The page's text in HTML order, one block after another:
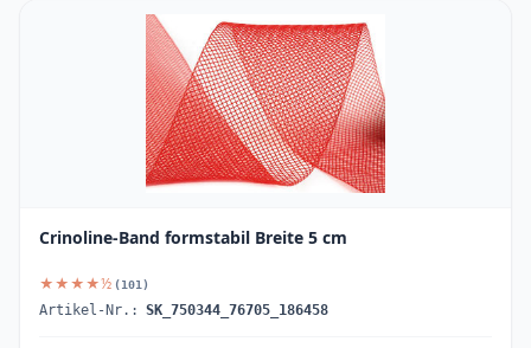
Crinoline-Band formstabil Breite 5 cm
★★★★½ (101)
Artikel-Nr.: SK_750344_76705_186458